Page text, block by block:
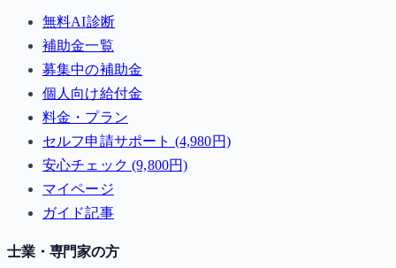
無料AI診断
補助金一覧
募集中の補助金
個人向け給付金
料金・プラン
セルフ申請サポート (4,980円)
安心チェック (9,800円)
マイページ
ガイド記事
士業・専門家の方